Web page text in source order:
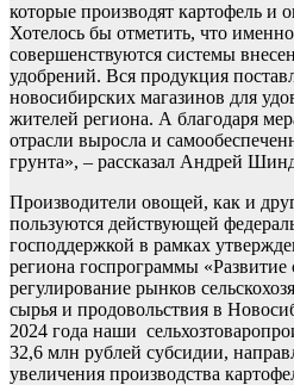
которые производят картофель и
Хотелось бы отметить, что
совершенствуются системы
удобрений. Вся продукция
новосибирских магазинов для
жителей региона. А благодаря
отрасли выросла и
грунта», – рассказал Андрей
Производители овощей, как и
пользуются действующей
господдержкой в рамках
региона госпрограммы «Развитие
регулирование рынков
сырья и продовольствия в
2024 года наши
32,6 млн рублей субсидии,
увеличения производства